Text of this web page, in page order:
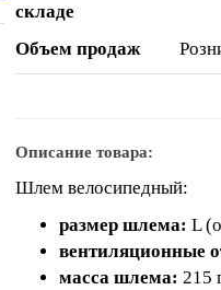
складе
Объем продаж
Описание товара:
Шлем велосипедный:
размер шлема: L
вентиляционные
масса шлема: 215